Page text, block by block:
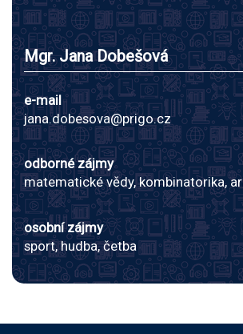
Mgr. Jana Dobešová
e-mail
jana.dobesova@prigo.cz
odborné zájmy
matematické vědy, kombinatorika,
osobní zájmy
sport, hudba, četba